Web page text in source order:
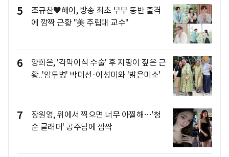
5
조규찬♥해이, 방송 최초 부부 동반 출격
에 깜짝 근황 "美 주립대 교수"
6
양희은, '각막이식 수술' 후 지팡이 짚은 근
황..'암투병' 박미선·이성미와 '밝은미소'
7
장원영, 위에서 찍으면 너무 아찔해…'청
순 글래머' 공주님에 깜짝